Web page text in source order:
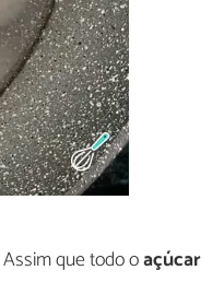
Assim que todo oaçúcar